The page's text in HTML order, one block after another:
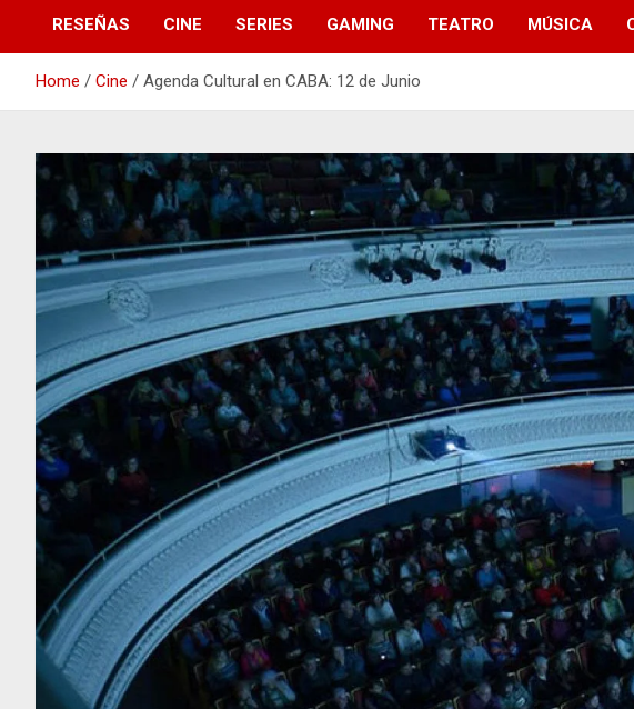
RESEÑAS CINE SERIES GAMING TEATRO MÚSICA
Home Cine Agenda Cultural en CABA: 12 de Junio